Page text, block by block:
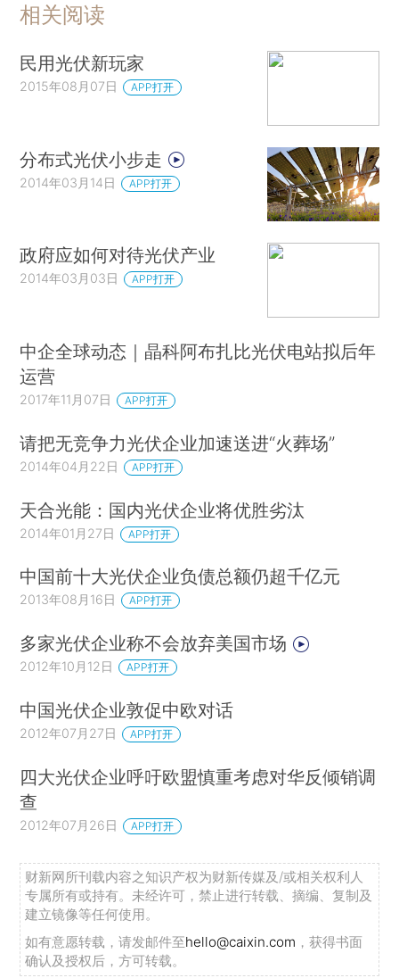
相关阅读
民用光伏新玩家
2015年08月07日 APP打开
分布式光伏小步走
2014年03月14日 APP打开
政府应如何对待光伏产业
2014年03月03日 APP打开
中企全球动态｜晶科阿布扎比光伏电站拟后年
运营
2017年11月07日 APP打开
请把无竞争力光伏企业加速送进“火葬场”
2014年04月22日 APP打开
天合光能：国内光伏企业将优胜劣汰
2014年01月27日 APP打开
中国前十大光伏企业负债总额仍超千亿元
2013年08月16日 APP打开
多家光伏企业称不会放弃美国市场
2012年10月12日 APP打开
中国光伏企业敦促中欧对话
2012年07月27日 APP打开
四大光伏企业呼吁欧盟慎重考虑对华反倾销调
查
2012年07月26日 APP打开
财新网所刊载内容之知识产权为财新传媒及/或相关权利人
专属所有或持有。未经许可，禁止进行转载、摘编、复制及
建立镜像等任何使用。
如有意愿转载，请发邮件至hello@caixin.com ，获得书面
确认及授权后，方可转载。